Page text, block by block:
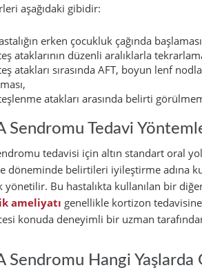
aşağıdaki gibidir:
erken çocukluk çağında
ataklarının düzenli aralıklarla
atakları sırasında AFT, boyun lenf
atakları arasında belirti
Sendromu Tedavi
tedavisi için altın standart oral
döneminde belirtileri iyileştirme adına
yönetilir. Bu hastalıkta kullanılan bir
ameliyatı genellikle kortizon
konuda deneyimli bir uzman
Sendromu Hangi Yaşlarda